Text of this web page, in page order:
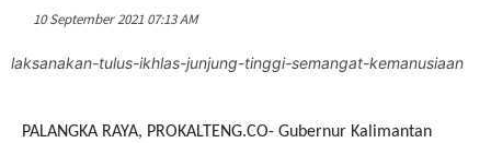
10 September 2021 07:13 AM
laksanakan-tulus-ikhlas-junjung-tinggi-semangat-kemanusiaan
PALANGKA RAYA, PROKALTENG.CO- Gubernur Kalimantan